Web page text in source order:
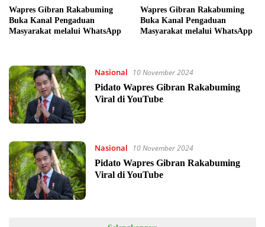
Wapres Gibran Rakabuming
Buka Kanal Pengaduan
Masyarakat melalui WhatsApp
Wapres Gibran Rakabuming
Buka Kanal Pengaduan
Masyarakat melalui WhatsApp
Nasional
10 November 2024
Pidato Wapres Gibran Rakabuming
Viral di YouTube
Nasional
10 November 2024
Pidato Wapres Gibran Rakabuming
Viral di YouTube